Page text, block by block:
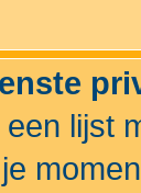
lijst